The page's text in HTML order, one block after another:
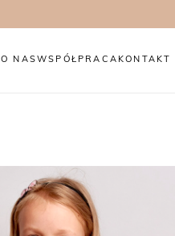
O NASWSPÓŁPRACA KONTAKT